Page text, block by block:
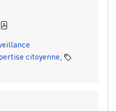
citoyenne,